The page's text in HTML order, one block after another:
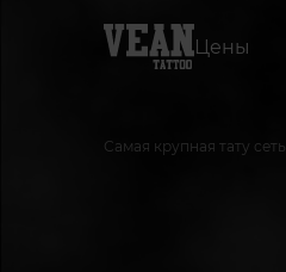
Цены
Самая крупная тату